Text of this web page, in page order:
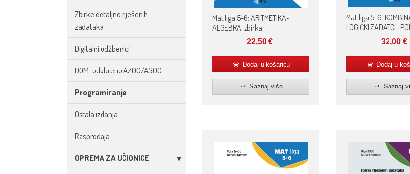
Zbirke detaljno riješenih
zadataka
Digitalni udžbenici
DOM-odobreno AZOO/ASOO
Programiranje
Ostala izdanja
Rasprodaja
OPREMA ZA UČIONICE
Mat liga 5-6: ARITMETIKA-
ALGEBRA, zbirka
22,50€
Dodaj u košaricu
Saznaj više
Mat liga 5-6:
LOGIČKI ZADATCI -
32,00 €
Dodaj u
Saznaj